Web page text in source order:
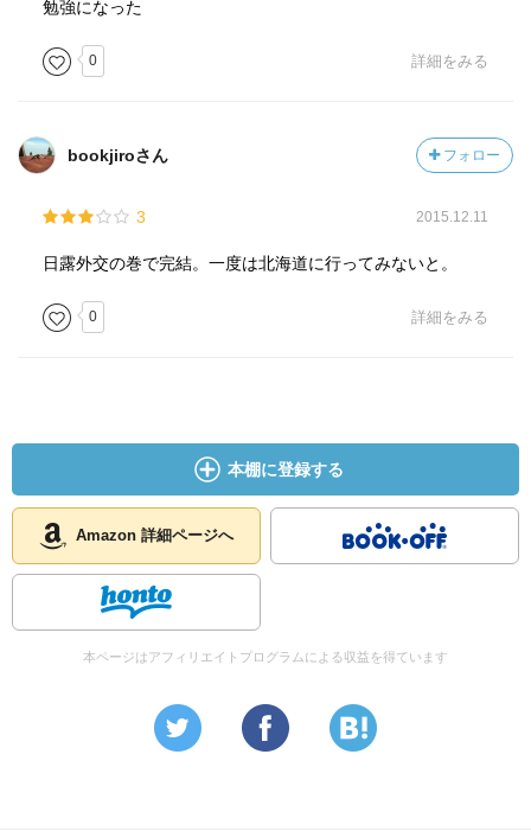
勉強になった
0 詳細をみる
bookjiroさん フォロー
3 2015.12.11
日露外交の巻で完結。一度は北海道に行ってみないと。
0 詳細をみる
本棚に登録する
Amazon 詳細ページへ
本ページはアフィリエイトプログラムによる収益を得ています